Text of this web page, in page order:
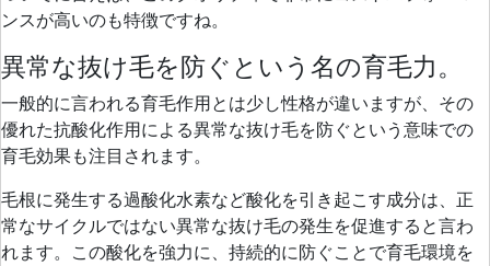
ンスが高いのも特徴ですね。
異常な抜け毛を防ぐという名の育毛力。
一般的に言われる育毛作用とは少し性格が違いますが、 その
優れた抗酸化作用による異常な抜け毛を防ぐという意味での
育毛効果も注目されます。
毛根に発生する過酸化水素など酸化を引き起こす成分は、正
常なサイクルではない異常な抜け毛の発生を促進すると言わ
れます。この酸化を強力に、持続的に防ぐことで育毛環境を